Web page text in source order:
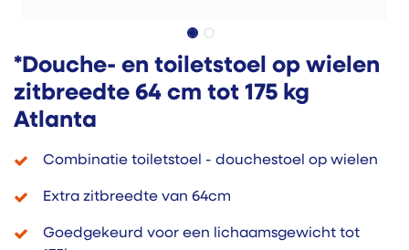
*Douche- en toiletstoel op wielen
zitbreedte 64 cm tot 175 kg
Atlanta
Combinatie toiletstoel - douchestoel op wielen
Extra zitbreedte van 64cm
Goedgekeurd voor een lichaamsgewicht tot